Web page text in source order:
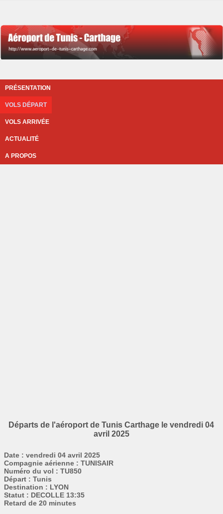
PRÉSENTATION
VOLS DÉPART
VOLS ARRIVÉE
ACTUALITÉ
A PROPOS
Départs de l'aéroport de Tunis Carthage le vendredi 04
avril 2025
Date : vendredi 04 avril 2025
Compagnie aérienne : TUNISAIR
Numéro du vol : TU850
Départ : Tunis
Destination : LYON
Statut : DECOLLE 13:35
Retard de 20 minutes